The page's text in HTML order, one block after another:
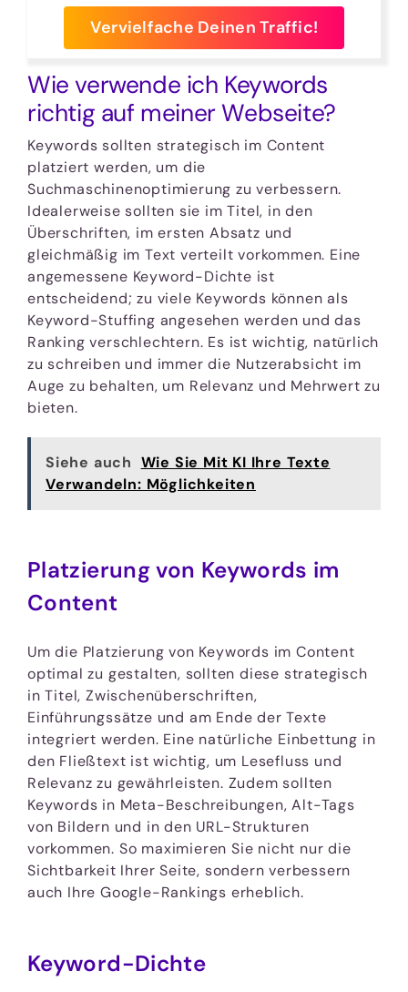
Vervielfache Deinen Traffic!
Wie verwende ich Keywords
richtig auf meiner Webseite?
Keywords sollten strategisch im Content
platziert werden, um die
Suchmaschinenoptimierung zu verbessern.
Idealerweise sollten sie im Titel, in den
Überschriften, im ersten Absatz und
gleichmäßig im Text verteilt vorkommen. Eine
angemessene Keyword-Dichte ist
entscheidend; zu viele Keywords können als
Keyword-Stuffing angesehen werden und das
Ranking verschlechtern. Es ist wichtig, natürlich
zu schreiben und immer die Nutzerabsicht im
Auge zu behalten, um Relevanz und Mehrwert zu
bieten.
Siehe auch Wie Sie Mit KI Ihre Texte
Verwandeln: Möglichkeiten
Platzierung von Keywords im
Content
Um die Platzierung von Keywords im Content
optimal zu gestalten, sollten diese strategisch
in Titel, Zwischenüberschriften,
Einführungssätze und am Ende der Texte
integriert werden. Eine natürliche Einbettung in
den Fließtext ist wichtig, um Lesefluss und
Relevanz zu gewährleisten. Zudem sollten
Keywords in Meta-Beschreibungen, Alt-Tags
von Bildern und in den URL-Strukturen
vorkommen. So maximieren Sie nicht nur die
Sichtbarkeit Ihrer Seite, sondern verbessern
auch Ihre Google-Rankings erheblich.
Keyword-Dichte